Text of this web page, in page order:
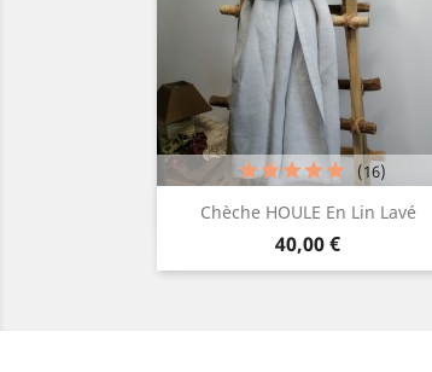
Chèche HOULE En Lin Lavé
Prix
40,00 €
(16)
Aperçu rapide
BlancLin
naturel
Gris
clairmoyen